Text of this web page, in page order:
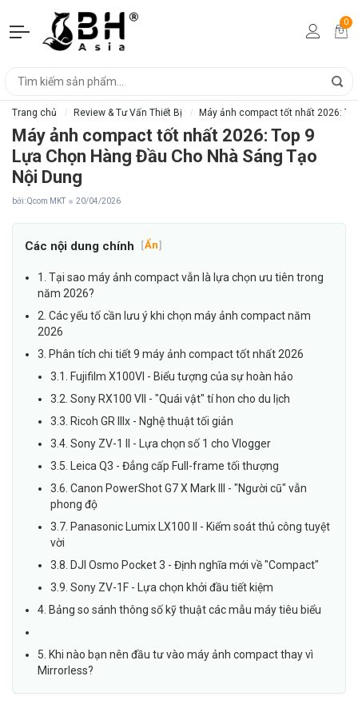
0
Trang chủ Review & Tư Vấn Thiết Bị Máy ảnh compact tốt nhất 2026:
Máy ảnh compact tốt nhất 2026: Top 9
Lựa Chọn Hàng Đầu Cho Nhà Sáng Tạo
Nội Dung
bởi: Qcom MKT 20/04/2026
Các nội dung chính [Ẩn]
1. Tại sao máy ảnh compact vẫn là lựa chọn ưu tiên trong
năm 2026?
2. Các yếu tố cần lưu ý khi chọn máy ảnh compact năm
2026
3. Phân tích chi tiết 9 máy ảnh compact tốt nhất 2026
3.1. Fujifilm X100VI - Biểu tượng của sự hoàn hảo
3.2. Sony RX100 VII - "Quái vật" tí hon cho du lịch
3.3. Ricoh GR IIIx - Nghệ thuật tối giản
3.4. Sony ZV-1 II - Lựa chọn số 1 cho Vlogger
3.5. Leica Q3 - Đẳng cấp Full-frame tối thượng
3.6. Canon PowerShot G7 X Mark III - "Người cũ" vẫn
phong độ
3.7. Panasonic Lumix LX100 II - Kiểm soát thủ công tuyệt
vời
3.8. DJI Osmo Pocket 3 - Định nghĩa mới về "Compact"
3.9. Sony ZV-1F - Lựa chọn khởi đầu tiết kiệm
4. Bảng so sánh thông số kỹ thuật các mẫu máy tiêu biểu
5. Khi nào bạn nên đầu tư vào máy ảnh compact thay vì
Mirrorless?